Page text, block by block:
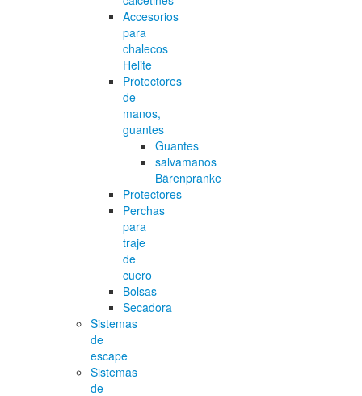
Accesorios
para
chalecos
Helite
Protectores
de
manos,
guantes
Guantes
salvamanos
Bärenpranke
Protectores
Perchas
para
traje
de
cuero
Bolsas
Secadora
Sistemas
de
escape
Sistemas
de